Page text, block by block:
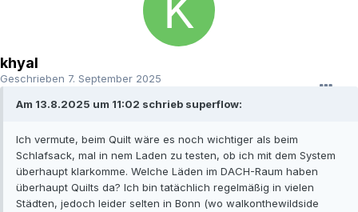
khyal
Geschrieben 7. September 2025
Am 13.8.2025 um 11:02 schrieb superflow:
Ich vermute, beim Quilt wäre es noch wichtiger als beim
Schlafsack, mal in nem Laden zu testen, ob ich mit dem System
überhaupt klarkomme. Welche Läden im DACH-Raum haben
überhaupt Quilts da? Ich bin tatächlich regelmäßig in vielen
Städten, jedoch leider selten in Bonn (wo walkonthewildside